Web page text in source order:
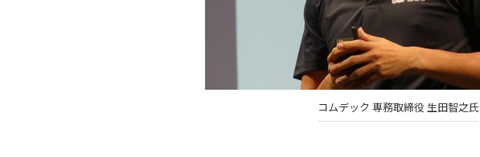
コムデック 専務取締役 生田智之氏